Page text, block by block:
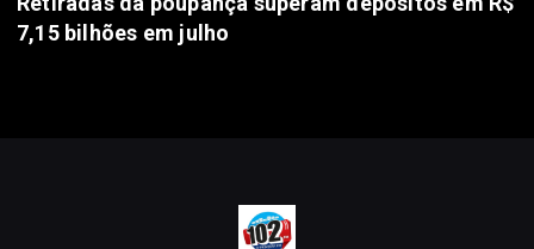
7,15 bilhões em julho